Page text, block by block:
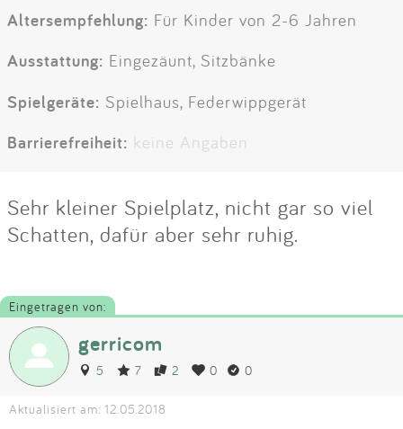
Altersempfehlung: Für Kinder von 2-6 Jahren
Ausstattung: Eingezäunt, Sitzbänke
Spielgeräte: Spielhaus, Federwippgerät
Barrierefreiheit: keine Angaben
Sehr kleiner Spielplatz, nicht gar so viel
Schatten, dafür aber sehr ruhig.
Eingetragen von:
gerricom
5 7 2 0 0
Aktualisiert am: 12.05.2018